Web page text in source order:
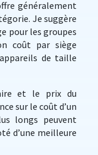
généralement
Je suggère
pour les groupes
coût par siège
de taille
et le prix du
sur le coût d’un
longs peuvent
d’une meilleure